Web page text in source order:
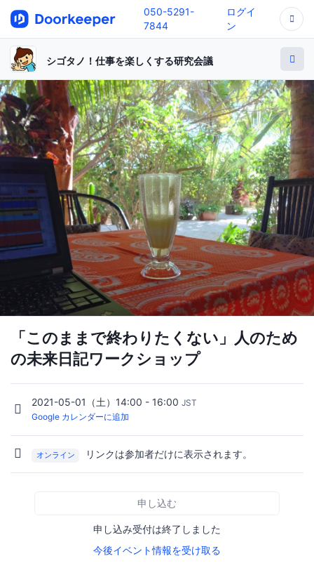
050-5291-
7844
ログイ
ン
シゴタノ！仕事を楽しくする研究会議
「このままで終わりたくない」人のため
の未来日記ワークショップ
2021-05-01（土）14:00 - 16:00 JST
Google カレンダーに追加
オンライン リンクは参加者だけに表示されます。
申し込む
申し込み受付は終了しました
今後イベント情報を受け取る